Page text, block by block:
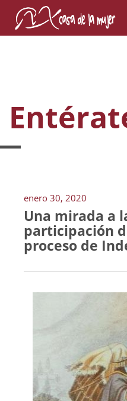
enero 30, 2020
Una mirada a
participación
proceso de